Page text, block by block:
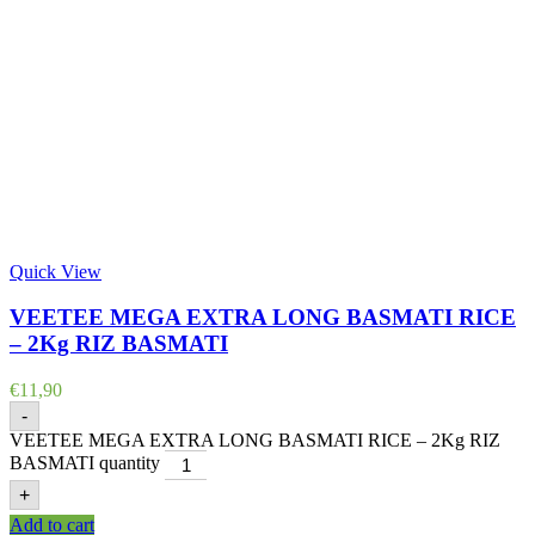
Quick View
VEETEE MEGA EXTRA LONG BASMATI RICE
– 2Kg RIZ BASMATI
€11,90
-
VEETEE MEGA EXTRA LONG BASMATI RICE – 2Kg RIZ
BASMATI quantity
+
Add to cart